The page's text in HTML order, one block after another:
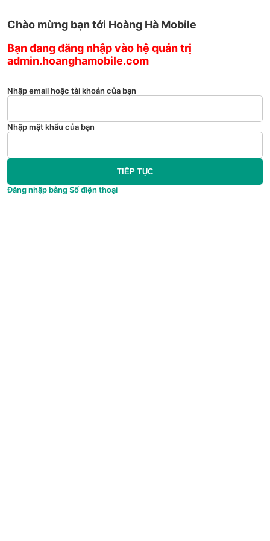
Chào mừng bạn tới Hoàng Hà Mobile
Bạn đang đăng nhập vào hệ quản trị
admin.hoanghamobile.com
Nhập email hoặc tài khoản của bạn
Nhập mật khẩu của bạn
TIẾP TỤC
Đăng nhập bằng Số điện thoại